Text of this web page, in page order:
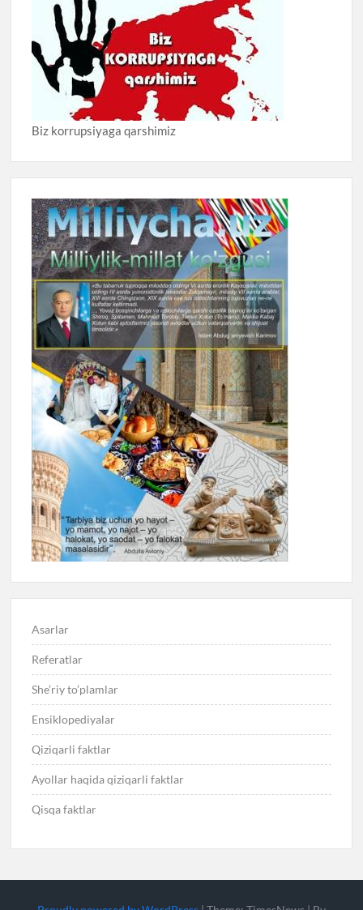
Biz korrupsiyaga qarshimiz
Asarlar
Referatlar
She’riy to’plamlar
Ensiklopediyalar
Qiziqarli faktlar
Ayollar haqida qiziqarli faktlar
Qisqa faktlar